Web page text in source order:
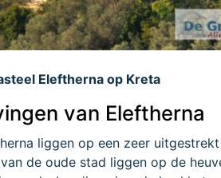
Eleftherna op Kreta
van Eleftherna
liggen op een zeer
de oude stad liggen op de